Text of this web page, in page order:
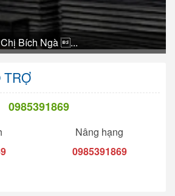
Chị Bích Ngà ...
TRỢ
0985391869
Nâng hạng
0985391869